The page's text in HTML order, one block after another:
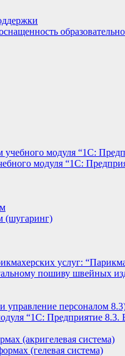
учебного модуля “1С:
модуля “1С:
(шугаринг)
услуг:
пошиву швейных
управление персоналом
“1С: Предприятие 8.3.
(акригелевая система)
(гелевая система)